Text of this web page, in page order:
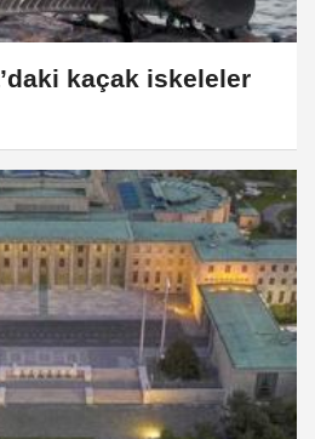
kaçak iskeleler